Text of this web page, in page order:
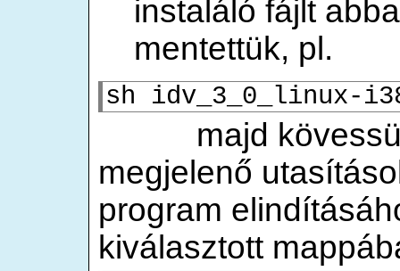
instaláló fájlt
mentettük, pl.
sh idv_3_0_linux-
majd kövessük
megjelenő
program
kiválasztott